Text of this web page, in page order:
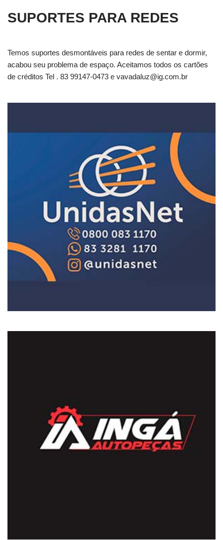
SUPORTES PARA REDES
Temos suportes desmontáveis para redes de sentar e dormir,
acabou seu problema de espaço. Aceitamos todos os cartões
de créditos Tel . 83 99147-0473 e vavadaluz@ig.com.br